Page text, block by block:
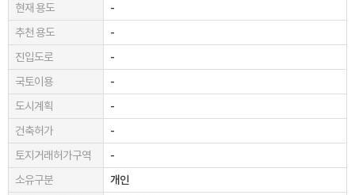
현재 용도
-
추천 용도
-
진입도로
-
국토이용
-
도시계획
-
건축허가
-
토지거래허가구역
-
소유구분
개인